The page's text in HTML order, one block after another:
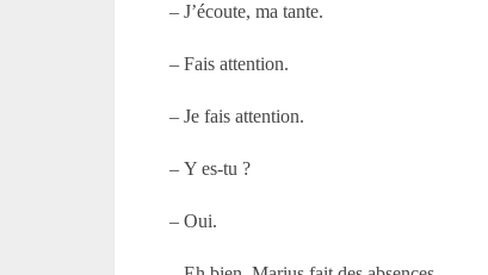
– J’écoute, ma tante.
– Fais attention.
– Je fais attention.
– Y es-tu ?
– Oui.